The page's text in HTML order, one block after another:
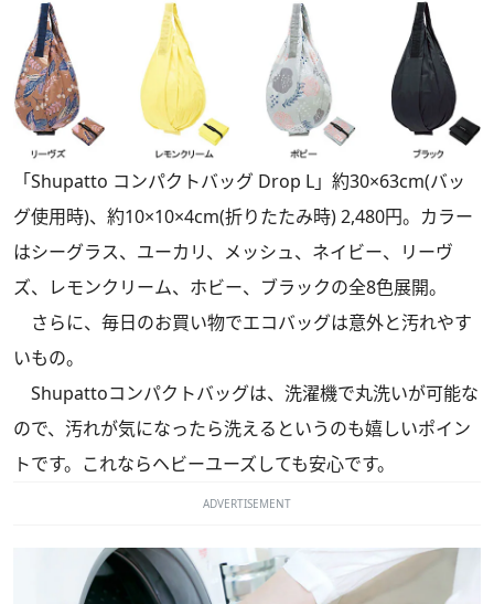
「Shupatto コンパクトバッグ Drop L」約30×63cm(バッ
グ使用時)、約10×10×4cm(折りたたみ時) 2,480円。カラー
はシーグラス、ユーカリ、メッシュ、ネイビー、リーヴ
ズ、レモンクリーム、ホビー、ブラックの全8色展開。
さらに、毎日のお買い物でエコバッグは意外と汚れやす
いもの。
Shupattoコンパクトバッグは、洗濯機で丸洗いが可能な
ので、汚れが気になったら洗えるというのも嬉しいポイン
トです。これならヘビーユーズしても安心です。
ADVERTISEMENT